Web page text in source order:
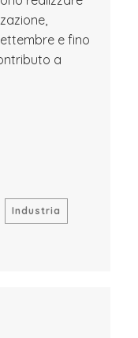
e fino
a
Industria